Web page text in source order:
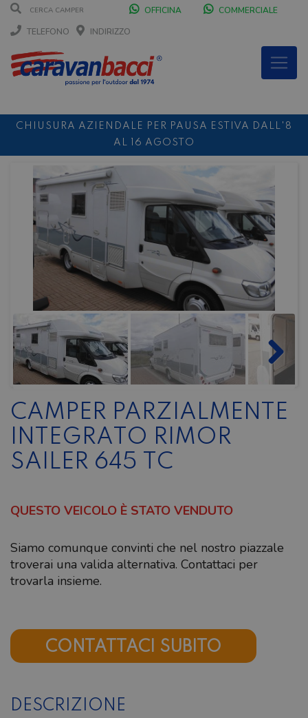
OFFICINA
COMMERCIALE
TELEFONO
INDIRIZZO
CHIUSURA AZIENDALE PER PAUSA ESTIVA DALL'8
AL 16 AGOSTO
DURANTE IL MESE DI AGOSTO SIAMO CHIUSI IL
SABATO POMERIGGIO
NOLEGGIO ENTRO IL 31.08PER I
NOLEGGI DI SETTEMBRE
CAMPER PARZIALMENTE
INTEGRATO RIMOR
SAILER 645 TC
QUESTO VEICOLO È STATO VENDUTO
Siamo comunque convinti che nel nostro piazzale
troverai una valida alternativa. Contattaci per
trovarla insieme.
CONTATTACI SUBITO
DESCRIZIONE